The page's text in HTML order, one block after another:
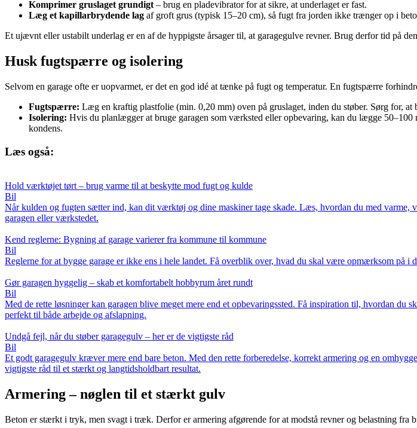
Komprimer gruslaget grundigt– brug en pladevibrator for at sikre, at underlaget er fast.
Læg et kapillarbrydende lag af groft grus (typisk 15–20 cm), så fugt fra jorden ikke trænger op i
Et ujævnt eller ustabilt underlag er en af de hyppigste årsager til, at garagegulve revner. Brug derfor tid på
Husk fugtspærre og isolering
Selvom en garage ofte er uopvarmet, er det en god idé at tænke på fugt og temperatur. En fugtspærre
Fugtspærre: Læg en kraftig plastfolie (min. 0,20 mm) oven på gruslaget, inden du støber. Sørg for, at
Isolering: Hvis du planlægger at bruge garagen som værksted eller opbevaring, kan du lægge
kondens.
Læs også:
Hold værktøjet tørt – brug varme til at beskytte mod fugt og kulde
Bil
Når kulden og fugten sætter ind, kan dit værktøj og dine maskiner tage skade. Læs, hvordan du med
garagen eller værkstedet.
Kend reglerne: Bygning af garage varierer fra kommune til kommune
Bil
Reglerne for at bygge garage er ikke ens i hele landet. Få overblik over, hvad du skal være opmærksom på
Gør garagen hyggelig – skab et komfortabelt hobbyrum året rundt
Bil
Med de rette løsninger kan garagen blive meget mere end et opbevaringssted. Få inspiration til, hvordan
perfekt til både arbejde og afslapning.
Undgå fejl, når du støber garagegulv – her er de vigtigste råd
Bil
Et godt garagegulv kræver mere end bare beton. Med den rette forberedelse, korrekt armering og en
vigtigste råd til et stærkt og langtidsholdbart resultat.
Armering – nøglen til et stærkt gulv
Beton er stærkt i tryk, men svagt i træk. Derfor er armering afgørende for at modstå revner og belastning fra